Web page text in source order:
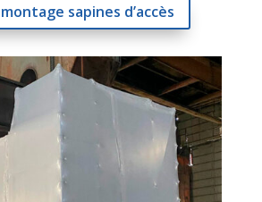
sapines d’accès